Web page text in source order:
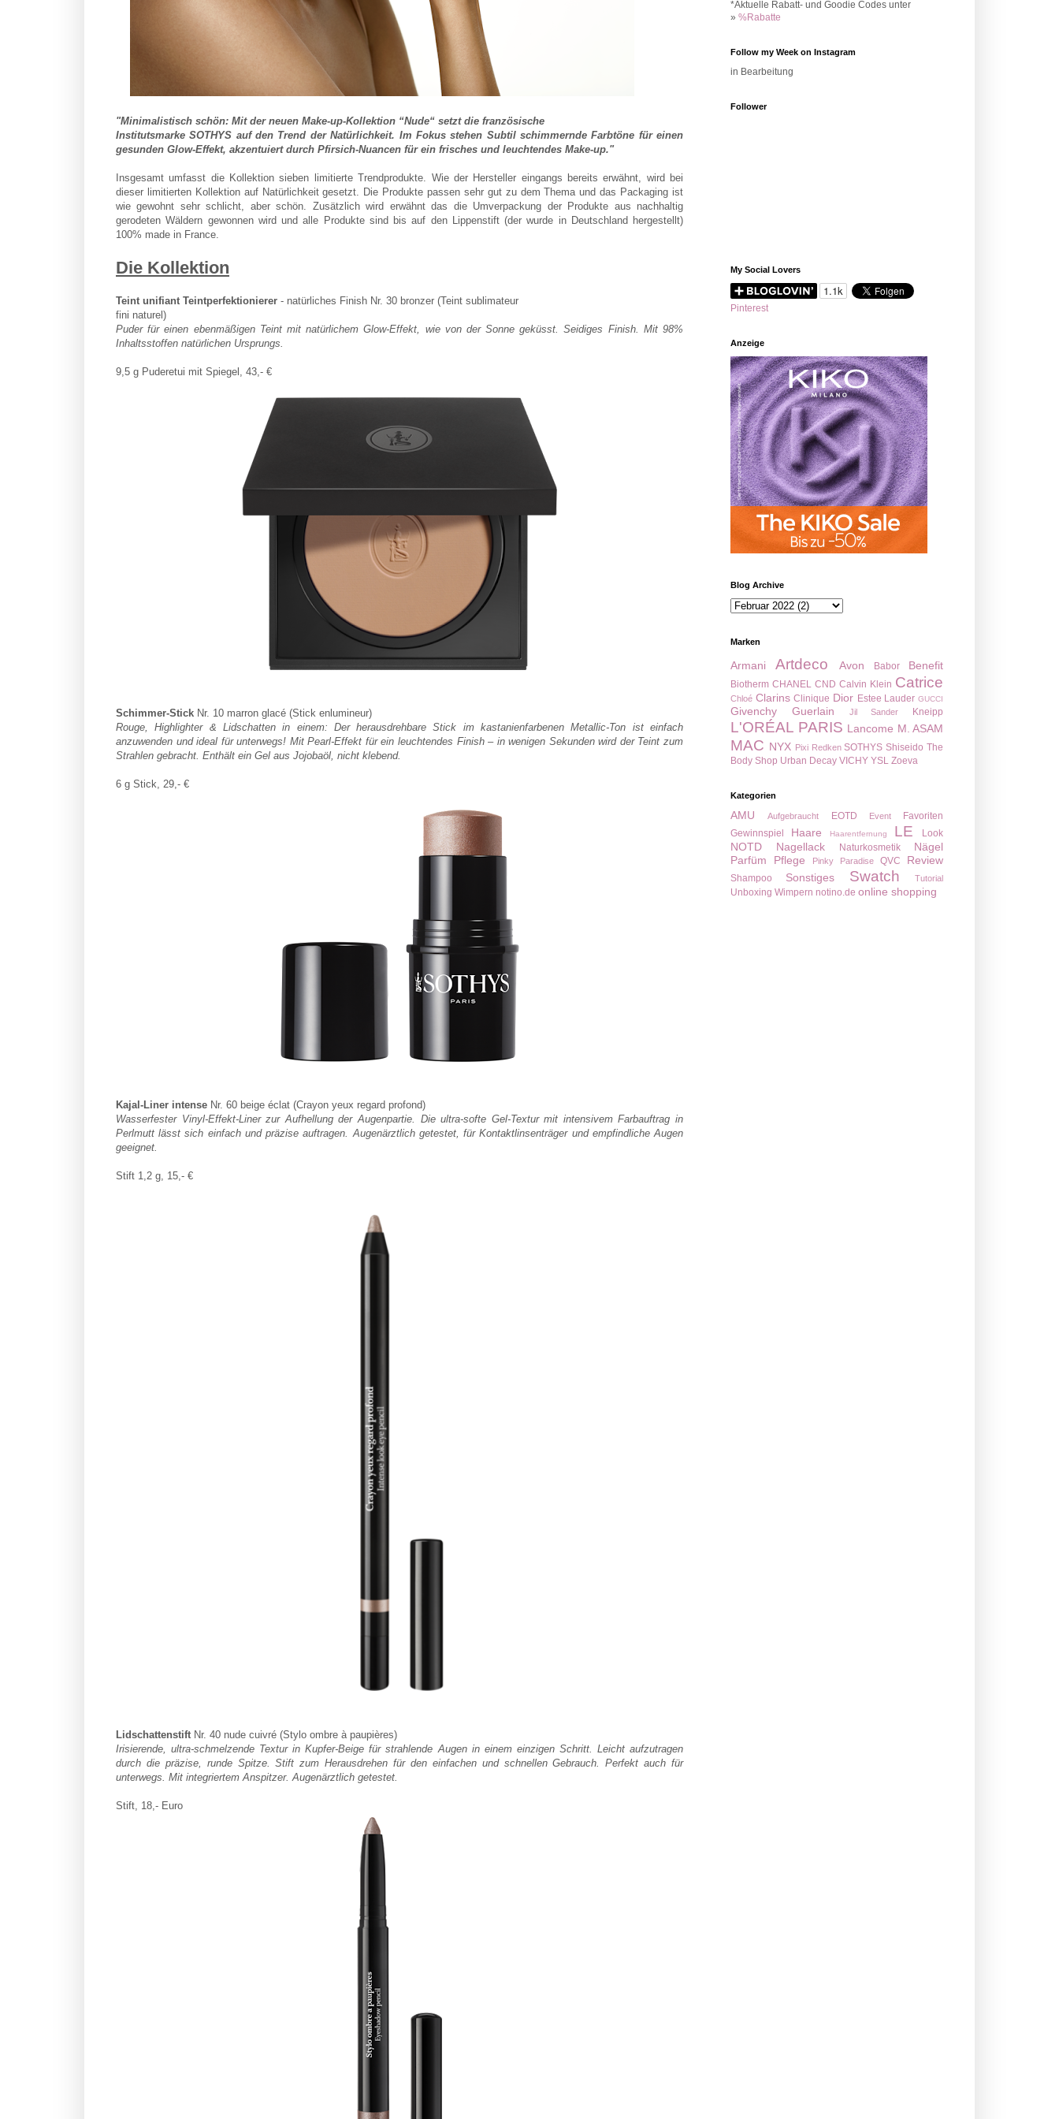
"Minimalistisch schön: Mit der neuen Make-up-Kollektion “Nude“ setzt die französische
Institutsmarke SOTHYS auf den Trend der Natürlichkeit. Im Fokus stehen Subtil schimmernde Farbtöne für einen
gesunden Glow-Effekt, akzentuiert durch Pfirsich-Nuancen für ein frisches und leuchtendes Make-up."
Insgesamt umfasst die Kollektion sieben limitierte Trendprodukte. Wie der Hersteller eingangs bereits erwähnt, wird bei
dieser limitierten Kollektion auf Natürlichkeit gesetzt. Die Produkte passen sehr gut zu dem Thema und das Packaging ist
wie gewohnt sehr schlicht, aber schön. Zusätzlich wird erwähnt das die Umverpackung der Produkte aus nachhaltig
gerodeten Wäldern gewonnen wird und alle Produkte sind bis auf den Lippenstift (der wurde in Deutschland hergestellt)
100% made in France.
Die Kollektion
Teint unifiant Teintperfektionierer - natürliches Finish Nr. 30 bronzer (Teint sublimateur
fini naturel)
Puder für einen ebenmäßigen Teint mit natürlichem Glow-Effekt, wie von der Sonne geküsst. Seidiges Finish. Mit 98%
Inhaltsstoffen natürlichen Ursprungs.
9,5 g Puderetui mit Spiegel, 43,- €
Schimmer-Stick Nr. 10 marron glacé (Stick enlumineur)
Rouge, Highlighter & Lidschatten in einem: Der herausdrehbare Stick im kastanienfarbenenMetallic-Ton ist einfach
anzuwenden und ideal für unterwegs! Mit Pearl-Effekt für ein leuchtendes Finish – in wenigen Sekunden wird der Teint zum
Strahlen gebracht. Enthält ein Gel aus Jojobaöl, nicht klebend.
6 g Stick, 29,- €
Kajal-Liner intense Nr. 60 beige éclat (Crayon yeux regard profond)
Wasserfester Vinyl-Effekt-Liner zur Aufhellung der Augenpartie. Die ultra-softe Gel-Textur mit intensivem Farbauftrag in
Perlmutt lässt sich einfach und präzise auftragen. Augenärztlich getestet, für Kontaktlinsenträger und empfindliche Augen
geeignet.
Stift 1,2 g, 15,- €
Lidschattenstift Nr. 40 nude cuivré (Stylo ombre à paupières)
Irisierende, ultra-schmelzende Textur in Kupfer-Beige für strahlende Augen in einem einzigen Schritt. Leicht aufzutragen
durch die präzise, runde Spitze. Stift zum Herausdrehen für den einfachen und schnellen Gebrauch. Perfekt auch für
unterwegs. Mit integriertem Anspitzer. Augenärztlich getestet.
Stift, 18,- Euro
*Aktuelle Rabatt- und Goodie Codes unter
» %Rabatte
Follow my Week on Instagram
in Bearbeitung
Follower
My Social Lovers
Pinterest
Anzeige
Blog Archive
Marken
Armani Artdeco Avon Babor Benefit
Biotherm CHANEL CND Calvin Klein Catrice
Chloé Clarins Clinique Dior Estee Lauder GUCCI
Givenchy Guerlain Jil Sander Kneipp
L'ORÉAL PARIS Lancome M. ASAM
MAC NYX Pixi Redken SOTHYS Shiseido The
Body Shop Urban Decay VICHY YSL Zoeva
Kategorien
AMU Aufgebraucht EOTD Event
Favoriten
Gewinnspiel
Haare Haarentfernung LE Look
NOTD Nagellack Naturkosmetik
Nägel
Parfüm
Pflege Pinky Paradise QVC Review
Shampoo Sonstiges Swatch Tutorial
Unboxing Wimpern notino.de online shopping